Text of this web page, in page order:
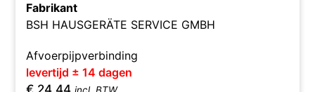
Fabrikant
BSH HAUSGERÄTE SERVICE GMBH
Afvoerpijpverbinding
levertijd ± 14 dagen
€ 24,44